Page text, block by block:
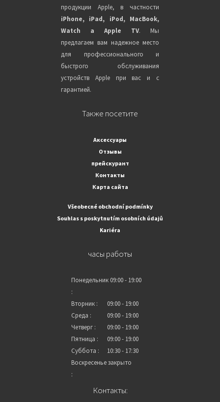
продукции Apple, в частности
iPhone, iPad, iPod, MacBook,
Watch a Apple TV. Мы
предлагаем вам надежное место
для профессионального и
быстрого обслуживания
устройств Apple при вас и с
гарантией.
Также посетите
Аксессуары
Отзывы
прейскурант
Контакты
Карта сайта
Všeobecné obchodní podmínky
Souhlas s poskytnutím osobních údajů
Kariéra
часы работы
Понедельник
:
09:00 - 19:00
Вторник :
09:00 - 19:00
Среда :
09:00 - 19:00
Четверг :
09:00 - 19:00
Пятница :
09:00 - 19:00
Суббота :
10:30 - 17:30
Воскресенье
:
закрыто
Контакты: